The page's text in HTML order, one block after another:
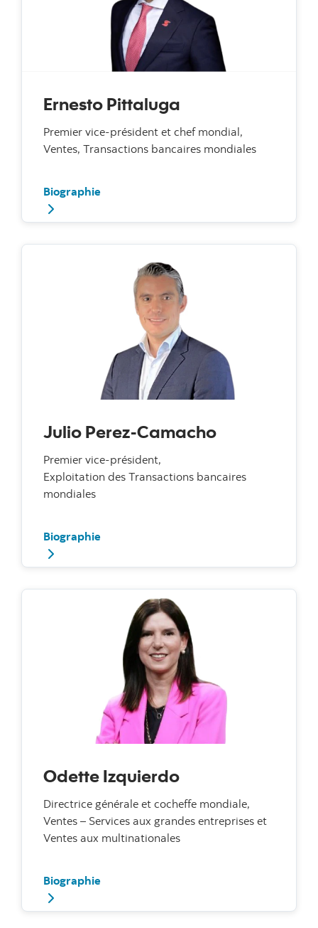
Ernesto Pittaluga
Premier vice-président et chef mondial,
Ventes, Transactions bancaires mondiales
Biographie
Julio Perez-Camacho
Premier vice-président,
Exploitation des Transactions bancaires
mondiales
Biographie
Odette Izquierdo
Directrice générale et cocheffe mondiale,
Ventes – Services aux grandes entreprises et
Ventes aux multinationales
Biographie